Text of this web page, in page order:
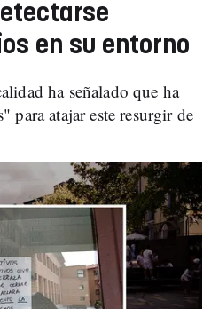
en su entorno
ha señalado que ha
para atajar este resurgir de